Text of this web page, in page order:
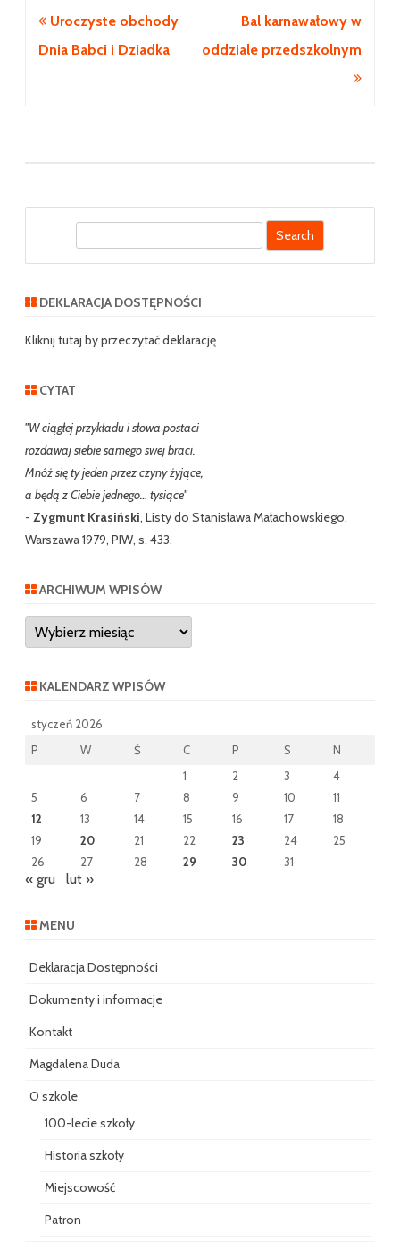
Nawigacja
wpisu
Uroczyste obchody
Dnia Babci i Dziadka
Bal karnawałowy w
oddziale przedszkolnym
r
h
DEKLARACJA DOSTĘPNOŚCI
Kliknij tutaj by przeczytać deklarację
CYTAT
"W ciągłej przykładu i słowa postaci
rozdawaj siebie samego swej braci.
Mnóż się ty jeden przez czyny żyjące,
a będą z Ciebie jednego… tysiące"
- Zygmunt Krasiński, Listy do Stanisława Małachowskiego,
Warszawa 1979, PIW, s. 433.
ARCHIWUM WPISÓW
Archiwum
wpisów
KALENDARZ WPISÓW
styczeń 2026
P
W Ś C P S
N
1
2 3
4
5
6 7 8 9 10
11
12
13 14 15 16 17
18
19
20 21 22 23 24
25
26
27 28 29 30 31
« gru lut »
MENU
Deklaracja Dostępności
Dokumenty i informacje
Kontakt
Magdalena Duda
O szkole
100-lecie szkoły
Historia szkoły
Miejscowość
Patron